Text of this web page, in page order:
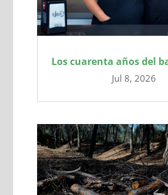
Los cuarenta años del
Jul 8, 2026